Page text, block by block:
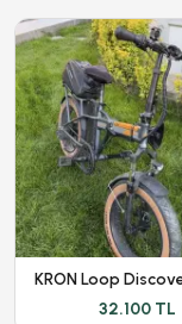
32.100 TL